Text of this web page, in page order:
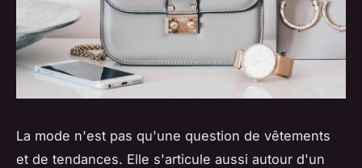
La mode n'est pas qu'une question de vêtements
et de tendances. Elle s'articule aussi autour d'un